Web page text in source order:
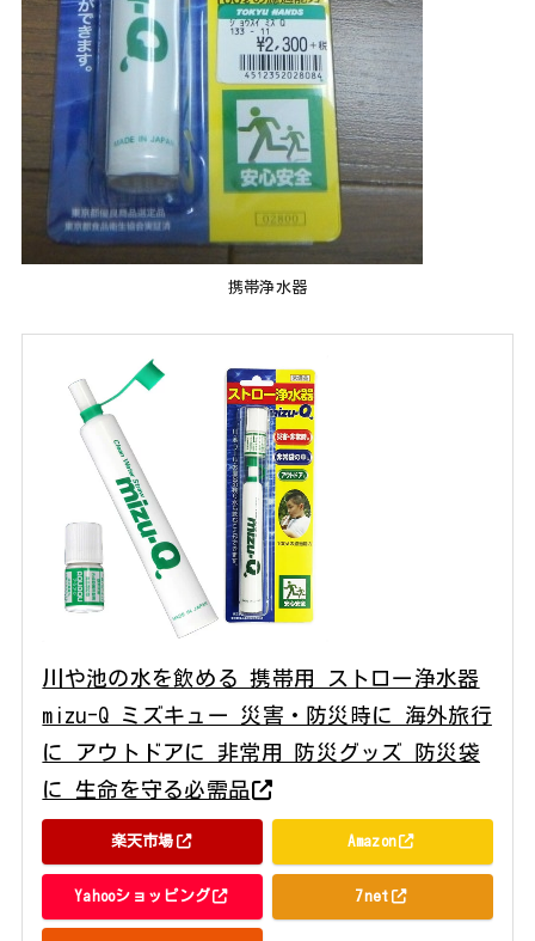
携帯浄水器
川や池の水を飲める 携帯用 ストロー浄水器
mizu-Q ミズキュー 災害・防災時に 海外旅行
に アウトドアに 非常用 防災グッズ 防災袋
に 生命を守る必需品
楽天市場 Amazon
Yahooショッピング 7net